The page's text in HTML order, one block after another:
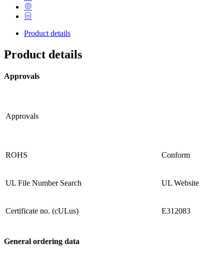
Product details
Product details
Approvals
Approvals
ROHS Conform
UL File Number Search UL Website
Certificate no. (cULus) E312083
General ordering data